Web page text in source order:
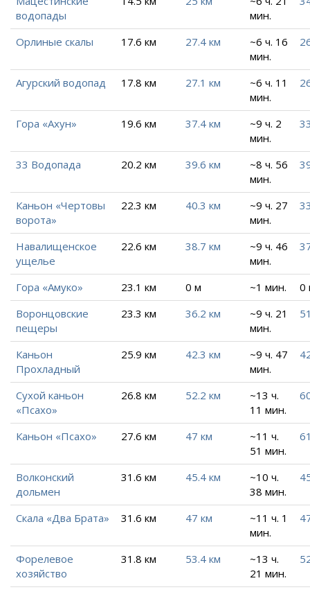
водопады
мин.
Орлиные скалы 17.6 км 27.4 км
~6 ч. 16
мин.
Агурский водопад 17.8 км 27.1 км
~6 ч. 11
мин.
Гора «Ахун» 19.6 км 37.4 км
~9 ч. 2
мин.
33 Водопада 20.2 км 39.6 км
~8 ч. 56
мин.
Каньон «Чертовы
ворота»
22.3 км 40.3 км
~9 ч. 27
мин.
Навалищенское
ущелье
22.6 км 38.7 км
~9 ч. 46
мин.
Гора «Амуко» 23.1 км 0 м ~1 мин.
0
Воронцовские
пещеры
23.3 км 36.2 км
~9 ч. 21
мин.
Каньон
Прохладный
25.9 км 42.3 км
~9 ч. 47
мин.
Сухой каньон
«Псахо»
26.8 км 52.2 км
~13 ч.
11 мин.
Каньон «Псахо» 27.6 км 47 км
~11 ч.
51 мин.
Волконский
дольмен
31.6 км 45.4 км
~10 ч.
38 мин.
Скала «Два Брата» 31.6 км 47 км
~11 ч. 1
мин.
Форелевое
хозяйство
31.8 км 53.4 км
~13 ч.
21 мин.